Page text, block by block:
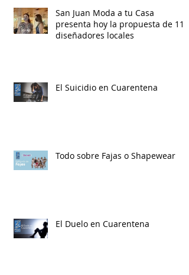
San Juan Moda a tu Casa
presenta hoy la propuesta de 11
diseñadores locales
El Suicidio en Cuarentena
Todo sobre Fajas o Shapewear
El Duelo en Cuarentena